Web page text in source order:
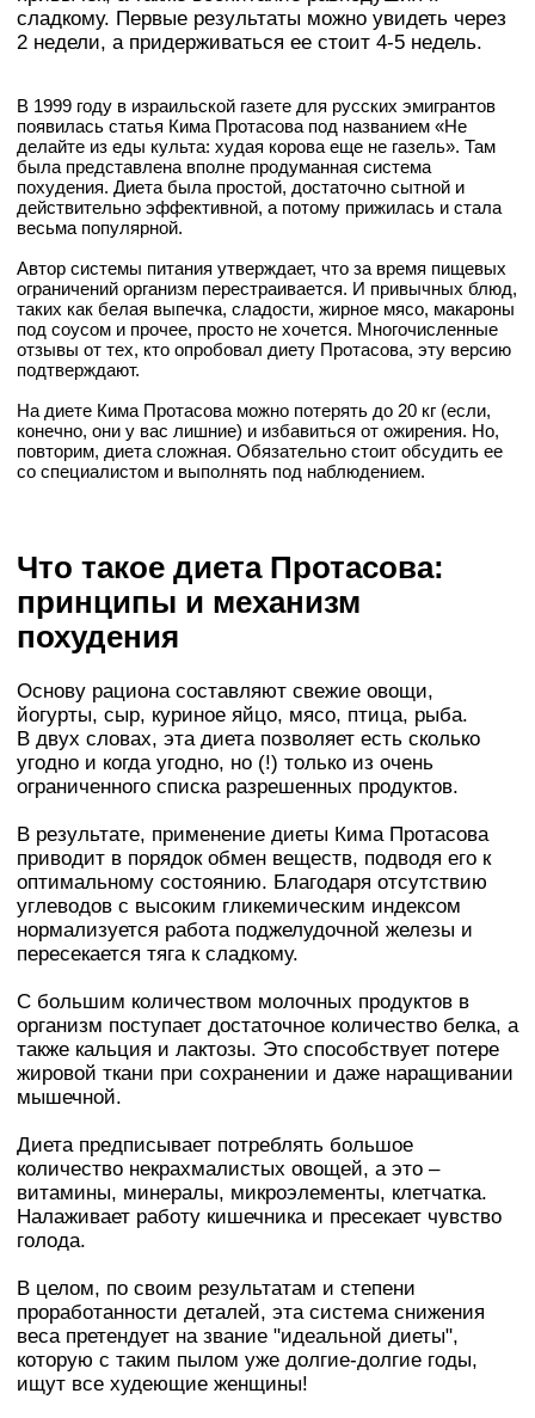
сладкому. Первые результаты можно увидеть через
2 недели, а придерживаться ее стоит 4-5 недель.
В 1999 году в израильской газете для русских эмигрантов
появилась статья Кима Протасова под названием «Не
делайте из еды культа: худая корова еще не газель». Там
была представлена вполне продуманная система
похудения. Диета была простой, достаточно сытной и
действительно эффективной, а потому прижилась и стала
весьма популярной.
Автор системы питания утверждает, что за время пищевых
ограничений организм перестраивается. И привычных блюд,
таких как белая выпечка, сладости, жирное мясо, макароны
под соусом и прочее, просто не хочется. Многочисленные
отзывы от тех, кто опробовал диету Протасова, эту версию
подтверждают.
На диете Кима Протасова можно потерять до 20 кг (если,
конечно, они у вас лишние) и избавиться от ожирения. Но,
повторим, диета сложная. Обязательно стоит обсудить ее
со специалистом и выполнять под наблюдением.
Что такое диета Протасова:
принципы и механизм
похудения
Основу рациона составляют свежие овощи,
йогурты, сыр, куриное яйцо, мясо, птица, рыба.
В двух словах, эта диета позволяет есть сколько
угодно и когда угодно, но (!) только из очень
ограниченного списка разрешенных продуктов.
В результате, применение диеты Кима Протасова
приводит в порядок обмен веществ, подводя его к
оптимальному состоянию. Благодаря отсутствию
углеводов с высоким гликемическим индексом
нормализуется работа поджелудочной железы и
пересекается тяга к сладкому.
С большим количеством молочных продуктов в
организм поступает достаточное количество белка, а
также кальция и лактозы. Это способствует потере
жировой ткани при сохранении и даже наращивании
мышечной.
Диета предписывает потреблять большое
количество некрахмалистых овощей, а это –
витамины, минералы, микроэлементы, клетчатка.
Налаживает работу кишечника и пресекает чувство
голода.
В целом, по своим результатам и степени
проработанности деталей, эта система снижения
веса претендует на звание "идеальной диеты",
которую с таким пылом уже долгие-долгие годы,
ищут все худеющие женщины!